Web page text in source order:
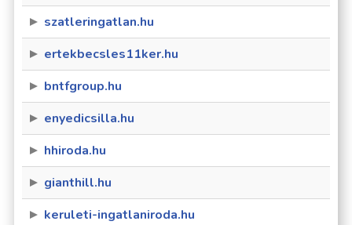
szatleringatlan.hu
ertekbecsles11ker.hu
bntfgroup.hu
enyedicsilla.hu
hhiroda.hu
gianthill.hu
keruleti-ingatlaniroda.hu